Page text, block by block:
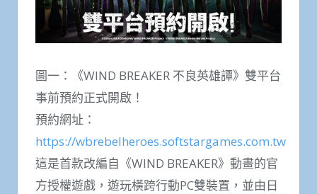
圖一：《WIND BREAKER 不良英雄譚》雙平台
事前預約正式開啟！
預約網址：
https://wbrebelheroes.softstargames.com.tw
這是首款改編自《WIND BREAKER》動畫的官
方授權遊戲，遊玩橫跨行動PC雙裝置，並由日